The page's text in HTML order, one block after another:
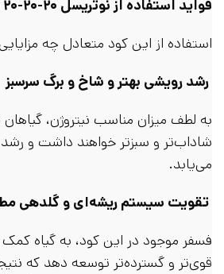
فواید استفاده از نوتریسل ۲۰-۲۰-۲۰ برای گیاهان شما
استفاده از این کود متعادل چه
رشد رویشی بهتر و شاخ و برگ سرسبز
به لطف میزان مناسب نیتروژن،
شاداب‌تر و سبزتر خواهند داشت و رشد
می‌یابد.
تقویت سیستم ریشه‌ای و گلدهی
فسفر موجود در این کود، به گیاه
قوی‌تر و گسترده‌تر توسعه دهد که